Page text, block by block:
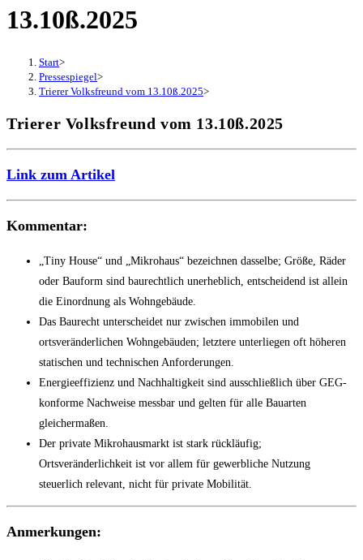
13.10ß.2025
Start>
Pressespiegel>
Trierer Volksfreund vom 13.10ß.2025>
Trierer Volksfreund vom 13.10ß.2025
Link zum Artikel
Kommentar:
„Tiny House“ und „Mikrohaus“ bezeichnen dasselbe; Größe, Räder
oder Bauform sind baurechtlich unerheblich, entscheidend ist allein
die Einordnung als Wohngebäude.
Das Baurecht unterscheidet nur zwischen immobilen und
ortsveränderlichen Wohngebäuden; letztere unterliegen oft höheren
statischen und technischen Anforderungen.
Energieeffizienz und Nachhaltigkeit sind ausschließlich über GEG-
konforme Nachweise messbar und gelten für alle Bauarten
gleichermaßen.
Der private Mikrohausmarkt ist stark rückläufig;
Ortsveränderlichkeit ist vor allem für gewerbliche Nutzung
steuerlich relevant, nicht für private Mobilität.
Anmerkungen: